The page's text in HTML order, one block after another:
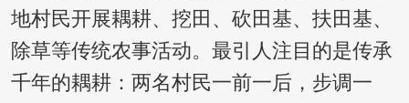
地村民开展耦耕、挖田、砍田基、扶田基、
除草等传统农事活动。最引人注目的是传承
千年的耦耕：两名村民一前一后，步调一